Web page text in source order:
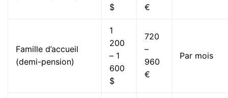
$
€
Famille d’accueil
(demi-pension)
1
200
– 1
600
$
720
–
960
€
Par mois